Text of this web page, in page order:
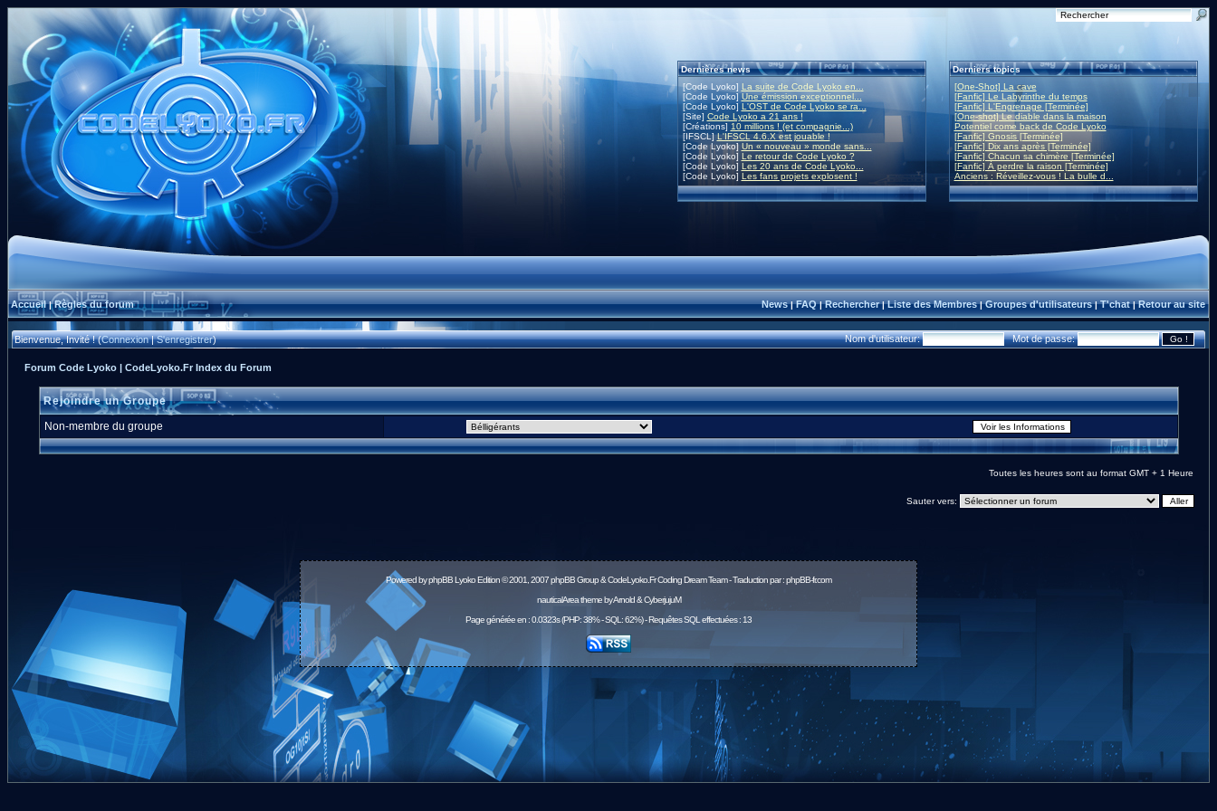
Dernières news
[Code Lyoko] La suite de Code Lyoko en...
[Code Lyoko]Une émission exceptionnel...
[Code Lyoko] L'OST de Code Lyoko se ra...
[Site] Code Lyoko a 21 ans !
[Créations] 10 millions ! (et compagnie...)
[IFSCL]L'IFSCL 4.6.X est jouable !
[Code Lyoko] Un « nouveau » monde sans...
[Code Lyoko] Le retour de Code Lyoko ?
[Code Lyoko] Les 20 ans de Code Lyoko...
[Code Lyoko] Les fans projets explosent !
Derniers topics
[One-Shot] La cave
[Fanfic] Le Labyrinthe du temps
[Fanfic] L'Engrenage [Terminée]
[One-shot] Le diable dans la maison
Potentiel come back de Code Lyoko
[Fanfic] Gnosis [Terminée]
[Fanfic] Dix ans après [Terminée]
[Fanfic] Chacun sa chimère [Terminée]
[Fanfic] À perdre la raison [Terminée]
Anciens : Réveillez-vous ! La bulle d...
Accueil|Règles du forum News|FAQ|Rechercher|Liste des Membres|Groupes d'utilisateurs|T'chat|Retour au site
Bienvenue, Invité ! (Connexion|S'enregistrer) Nom d'utilisateur: Mot de passe:
Forum Code Lyoko | CodeLyoko.Fr Index du Forum
Rejoindre un Groupe
Non-membre du groupe
Toutes les heures sont au format GMT + 1 Heure
Sauter vers:
Powered byphpBBLyoko Edition © 2001, 2007 phpBB Group & CodeLyoko.Fr Coding Dream Team - Traduction par :phpBB-fr.com
nauticalArea theme by Arnold & CyberjujuM
Page générée en : 0.0323s (PHP: 38% - SQL: 62%) - Requêtes SQL effectuées : 13